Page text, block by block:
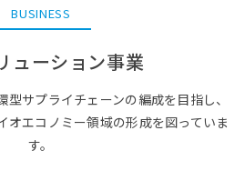
BUSINESS
ューション事業
サプライチェーンの編成を目指し、
オエコノミー領域の形成を図っていま
す。